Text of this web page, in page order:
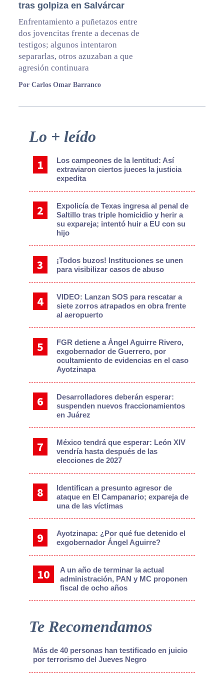
tras golpiza en Salvárcar
Enfrentamiento a puñetazos entre
dos jovencitas frente a decenas de
testigos; algunos intentaron
separarlas, otros azuzaban a que
agresión continuara
Por Carlos Omar Barranco
Primary
Lo + leído
Los campeones de la lentitud: Así
extraviaron ciertos jueces la justicia
expedita
Expolicía de Texas ingresa al penal de
Saltillo tras triple homicidio y herir a
su expareja; intentó huir a EU con su
hijo
¡Todos buzos! Instituciones se unen
para visibilizar casos de abuso
VIDEO: Lanzan SOS para rescatar a
siete zorros atrapados en obra frente
al aeropuerto
FGR detiene a Ángel Aguirre Rivero,
exgobernador de Guerrero, por
ocultamiento de evidencias en el caso
Ayotzinapa
Desarrolladores deberán esperar:
suspenden nuevos fraccionamientos
en Juárez
México tendrá que esperar: León XIV
vendría hasta después de las
elecciones de 2027
Identifican a presunto agresor de
ataque en El Campanario; expareja de
una de las víctimas
Ayotzinapa: ¿Por qué fue detenido el
exgobernador Ángel Aguirre?
A un año de terminar la actual
administración, PAN y MC proponen
fiscal de ocho años
Te Recomendamos
Más de 40 personas han testificado en juicio
por terrorismo del Jueves Negro